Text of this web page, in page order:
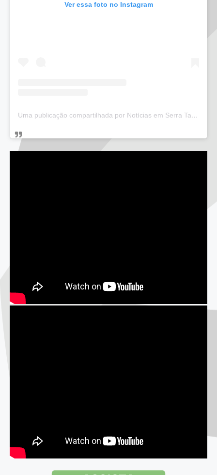
Ver essa foto no Instagram
Uma publicação compartilhada por Notícias em Serra Talhada (@bloglucianarego)